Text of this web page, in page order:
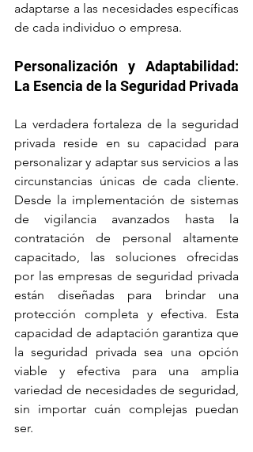
adaptarse a las necesidades específicas
de cada individuo o empresa.
Personalización y Adaptabilidad:
La Esencia de la Seguridad Privada
La verdadera fortaleza de la seguridad
privada reside en su capacidad para
personalizar y adaptar sus servicios a las
circunstancias únicas de cada cliente.
Desde la implementación de sistemas
de vigilancia avanzados hasta la
contratación de personal altamente
capacitado, las soluciones ofrecidas
por las empresas de seguridad privada
están diseñadas para brindar una
protección completa y efectiva. Esta
capacidad de adaptación garantiza que
la seguridad privada sea una opción
viable y efectiva para una amplia
variedad de necesidades de seguridad,
sin importar cuán complejas puedan
ser.